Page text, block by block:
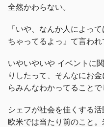
全然かわらない。
「いや、なんか人によっ
ちゃってるよっ』て言われ
いやいやいや イベントに
りしたって、そんなにお
らみんなわかってることで
シェフが社会を佳くする
欧米では当たり前のこと